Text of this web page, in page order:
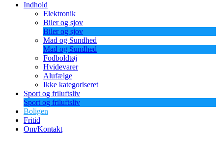
Indhold
Elektronik
Biler og sjov
Biler og sjov
Mad og Sundhed
Mad og Sundhed
Fodboldtøj
Hvidevarer
Alufælge
Ikke kategoriseret
Sport og friluftsliv
Sport og friluftsliv
Boligen
Fritid
Om/Kontakt